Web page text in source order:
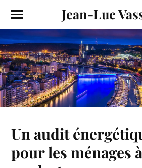
Jean-Luc
Un audit
pour les ménages